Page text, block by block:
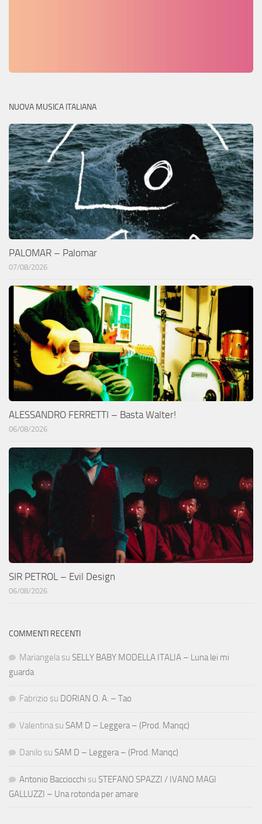
NUOVA MUSICA ITALIANA
PALOMAR – Palomar
07/08/2026
ALESSANDRO FERRETTI – Basta Walter!
06/08/2026
SIR PETROL – Evil Design
06/08/2026
COMMENTI RECENTI
Mariangela su SELLY BABY MODELLA ITALIA – Luna lei mi
guarda
Fabrizio su DORIAN O. A. – Tao
Valentina su SAM D – Leggera – (Prod. Manqc)
Danilo su SAM D – Leggera – (Prod. Manqc)
Antonio Bacciocchi su STEFANO SPAZZI / IVANO MAGI
GALLUZZI – Una rotonda per amare